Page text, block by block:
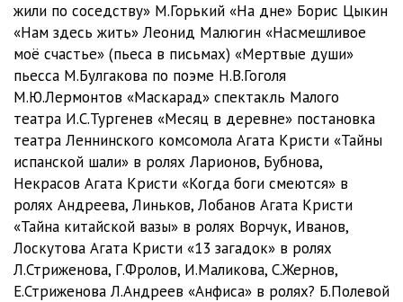
01_01_03 04:55
01_01_04 05:07
01_01_05
01_01_06 04:39
01_01_07
01_01_08 06:50
01_01_09
01_01_10
жили по соседству» М.Горький «На дне» Борис Цыкин
«Нам здесь жить» Леонид Малюгин «Насмешливое
моё счастье» (пьеса в письмах) «Мертвые души»
пьесса М.Булгакова по поэме Н.В.Гоголя
М.Ю.Лермонтов «Маскарад» спектакль Малого
театра И.С.Тургенев «Месяц в деревне» постановка
театра Леннинского комсомола Агата Кристи «Тайны
испанской шали» в ролях Ларионов, Бубнова,
Некрасов Агата Кристи «Когда боги смеются» в
ролях Андреева, Линьков, Лобанов Агата Кристи
«Тайна китайской вазы» в ролях Ворчук, Иванов,
Лоскутова Агата Кристи «13 загадок» в ролях
Л.Стриженова, Г.Фролов, И.Маликова, С.Жернов,
Е.Стриженова Л.Андреев «Анфиса» в ролях? Б.Полевой